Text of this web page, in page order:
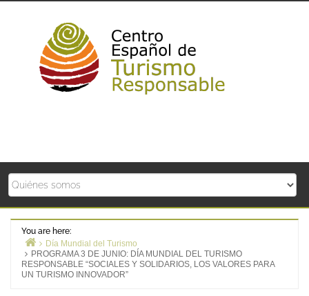
You are here:
Home
Día Mundial del Turismo
PROGRAMA 3 DE JUNIO: DÍA MUNDIAL DEL TURISMO
RESPONSABLE “SOCIALES Y SOLIDARIOS, LOS VALORES PARA
UN TURISMO INNOVADOR”